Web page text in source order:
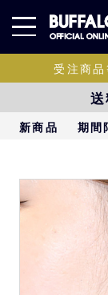
受注商
新商品 期間